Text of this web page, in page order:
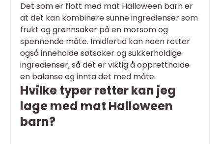
Det som er flott med mat Halloween barn er
at det kan kombinere sunne ingredienser som
frukt og grønnsaker på en morsom og
spennende måte. Imidlertid kan noen retter
også inneholde søtsaker og sukkerholdige
ingredienser, så det er viktig å opprettholde
en balanse og innta det med måte.
Hvilke typer retter kan jeg
lage med mat Halloween
barn?